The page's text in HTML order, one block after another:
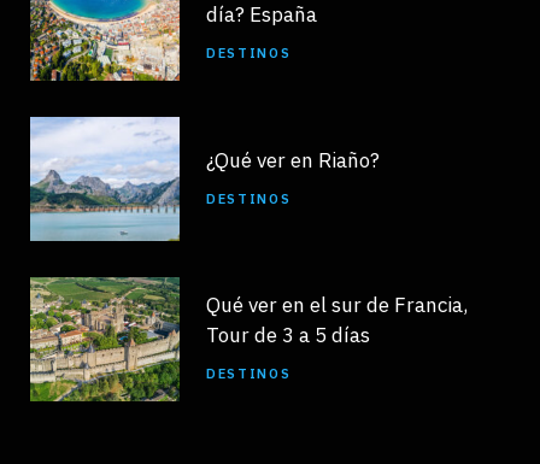
día? España
DESTINOS
¿Qué ver en Riaño?
DESTINOS
Qué ver en el sur de Francia,
Tour de 3 a 5 días
DESTINOS